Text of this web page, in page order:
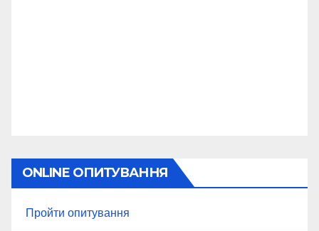
ONLINE ОПИТУВАННЯ
Пройти опитування